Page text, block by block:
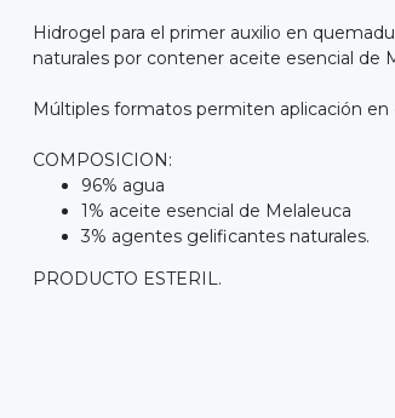
Hidrogel para el primer auxilio en
naturales por contener aceite esencial de
Múltiples formatos permiten aplicación
COMPOSICION:
96% agua
1% aceite esencial de Melaleuca
3% agentes gelificantes naturales.
PRODUCTO ESTERIL.